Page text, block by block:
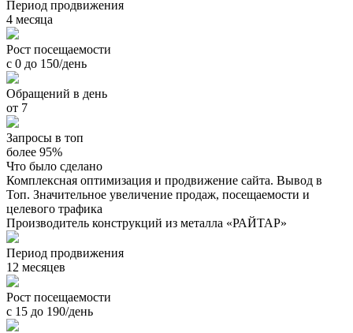
Период продвижения
4 месяца
Рост посещаемости
с 0 до 150/день
Обращений в день
от 7
Запросы в топ
более 95%
Что было сделано
Комплексная оптимизация и продвижение сайта. Вывод в
Топ. Значительное увеличение продаж, посещаемости и
целевого трафика
Производитель конструкций из металла «РАЙТАР»
Период продвижения
12 месяцев
Рост посещаемости
с 15 до 190/день